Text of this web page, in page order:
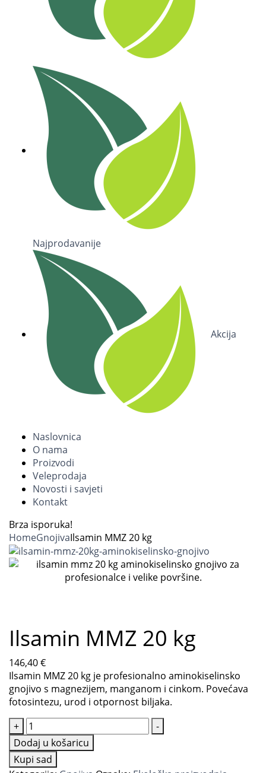
Najprodavanije
Akcija
Naslovnica
O nama
Proizvodi
Veleprodaja
Novosti i savjeti
Kontakt
Brza isporuka!
HomeGnojivaIlsamin MMZ 20 kg
Ilsamin MMZ 20 kg
146,40€
Ilsamin MMZ 20 kg je profesionalno aminokiselinsko
gnojivo s magnezijem, manganom i cinkom. Povećava
fotosintezu, urod i otpornost biljaka.
+
-
Dodaj u košaricu
Kupi sad